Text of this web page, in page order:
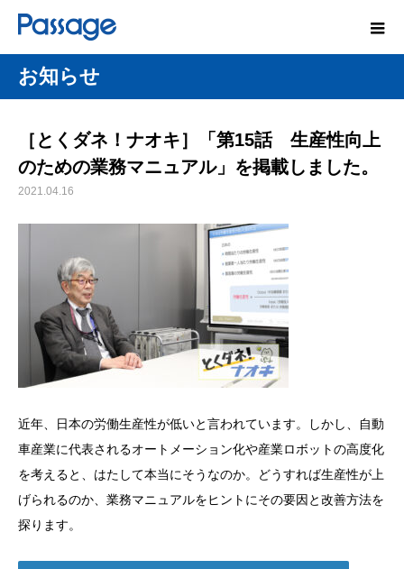
お知らせ
［とくダネ！ナオキ］「第15話 生産性向上
のための業務マニュアル」を掲載しました。
2021.04.16
近年、日本の労働生産性が低いと言われています。しかし、自動
車産業に代表されるオートメーション化や産業ロボットの高度化
を考えると、はたして本当にそうなのか。どうすれば生産性が上
げられるのか、業務マニュアルをヒントにその要因と改善方法を
探ります。